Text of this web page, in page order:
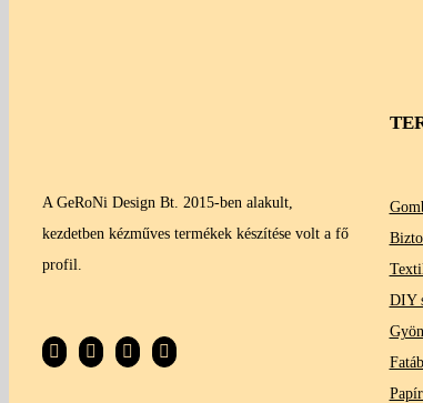
A GeRoNi Design Bt. 2015-ben alakult,
kezdetben kézműves termékek készítése volt a fő
profil.
DIY